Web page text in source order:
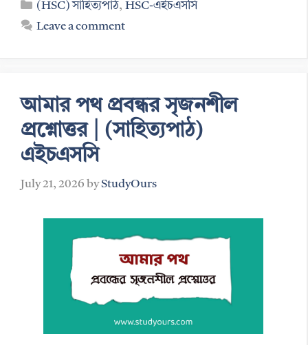
Categories
(HSC) সাহিত্যপাঠ,HSC-এইচএসসি
Leave a comment
আমার পথ প্রবন্ধর সৃজনশীল
প্রশ্নোত্তর | (সাহিত্যপাঠ)
এইচএসসি
July 21, 2026 byStudyOurs